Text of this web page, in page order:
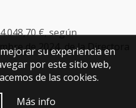
€, según
de 2024, de la Directora
su experiencia en
por este sitio web,
de las cookies.
Más info